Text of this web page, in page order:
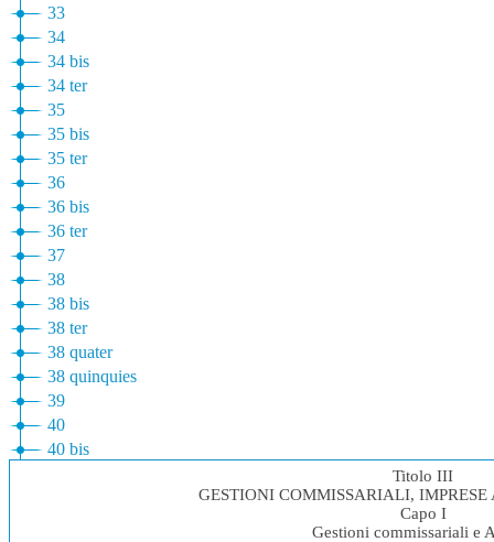
33
34
34 bis
34 ter
35
35 bis
35 ter
36
36 bis
36 ter
37
38
38 bis
38 ter
38 quater
38 quinquies
39
40
40 bis
Titolo III
GESTIONI COMMISSARIALI, IMPRESE
Capo I
Gestioni commissariali e